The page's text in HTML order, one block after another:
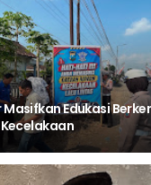
Masifkan Edukasi